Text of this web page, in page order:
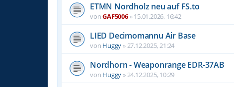
ETMN Nordholz neu auf FS.to
vonGAF5006»15.01.2026, 16:42
LIED Decimomannu Air Base
von Huggy »27.12.2025, 21:24
Nordhorn - Weaponrange EDR-37AB
von Huggy »24.12.2025, 10:29